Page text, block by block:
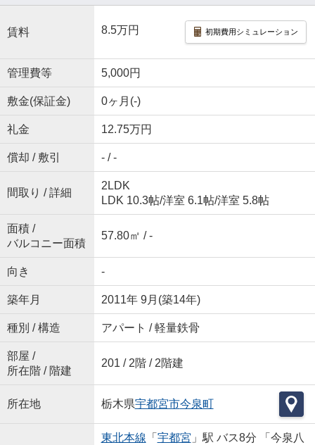
賃料 8.5万円 初期費用シミュレーション
管理費等 5,000円
敷金(保証金) 0ヶ月(-)
礼金 12.75万円
償却 / 敷引 - / -
間取り / 詳細
2LDK
LDK 10.3帖/洋室 6.1帖/洋室 5.8帖
面積 /
バルコニー面積
57.80㎡ / -
向き -
築年月 2011年 9月(築14年)
種別 / 構造 アパート / 軽量鉄骨
部屋 /
所在階 / 階建
201 / 2階 / 2階建
所在地 栃木県宇都宮市今泉町
東北本線 「 宇都宮 」駅 バス8分 「今泉八